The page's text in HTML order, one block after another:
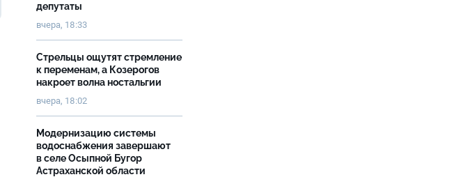
депутаты
вчера, 18:33
Стрельцы ощутят стремление
к переменам, а Козерогов
накроет волна ностальгии
вчера, 18:02
Модернизацию системы
водоснабжения завершают
в селе Осыпной Бугор
Астраханской области